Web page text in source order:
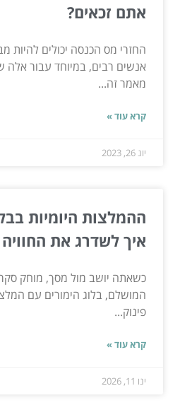
אתם זכאים?
החזרי מס הכנסה יכולים להיות
אנשים רבים, במיוחד עבור
מאמר זה...
קרא עוד »
יונ 26, 2023
ההמלצות היומיות
איך לשדרג את
כשאתה יושב מול מסך, מוחק
המושלם, בלוג הימורים עם
פינוק...
קרא עוד »
ינו 11, 2026